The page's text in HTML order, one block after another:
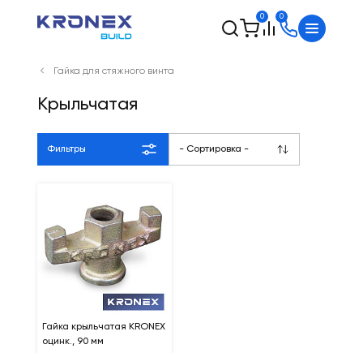
0 0
Гайка для стяжного винта
Крыльчатая
Фильтры - Сортировка -
Гайка крыльчатая KRONEX
оцинк., 90 мм